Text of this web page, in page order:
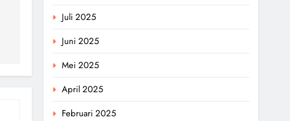
Juli 2025
Juni 2025
Mei 2025
April 2025
Februari 2025